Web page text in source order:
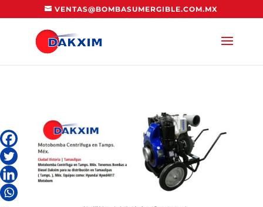
VENTAS@BOMBASUMERGIBLE.COM.MX